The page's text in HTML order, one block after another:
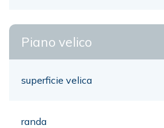
Piano velico
superficie velica
randa